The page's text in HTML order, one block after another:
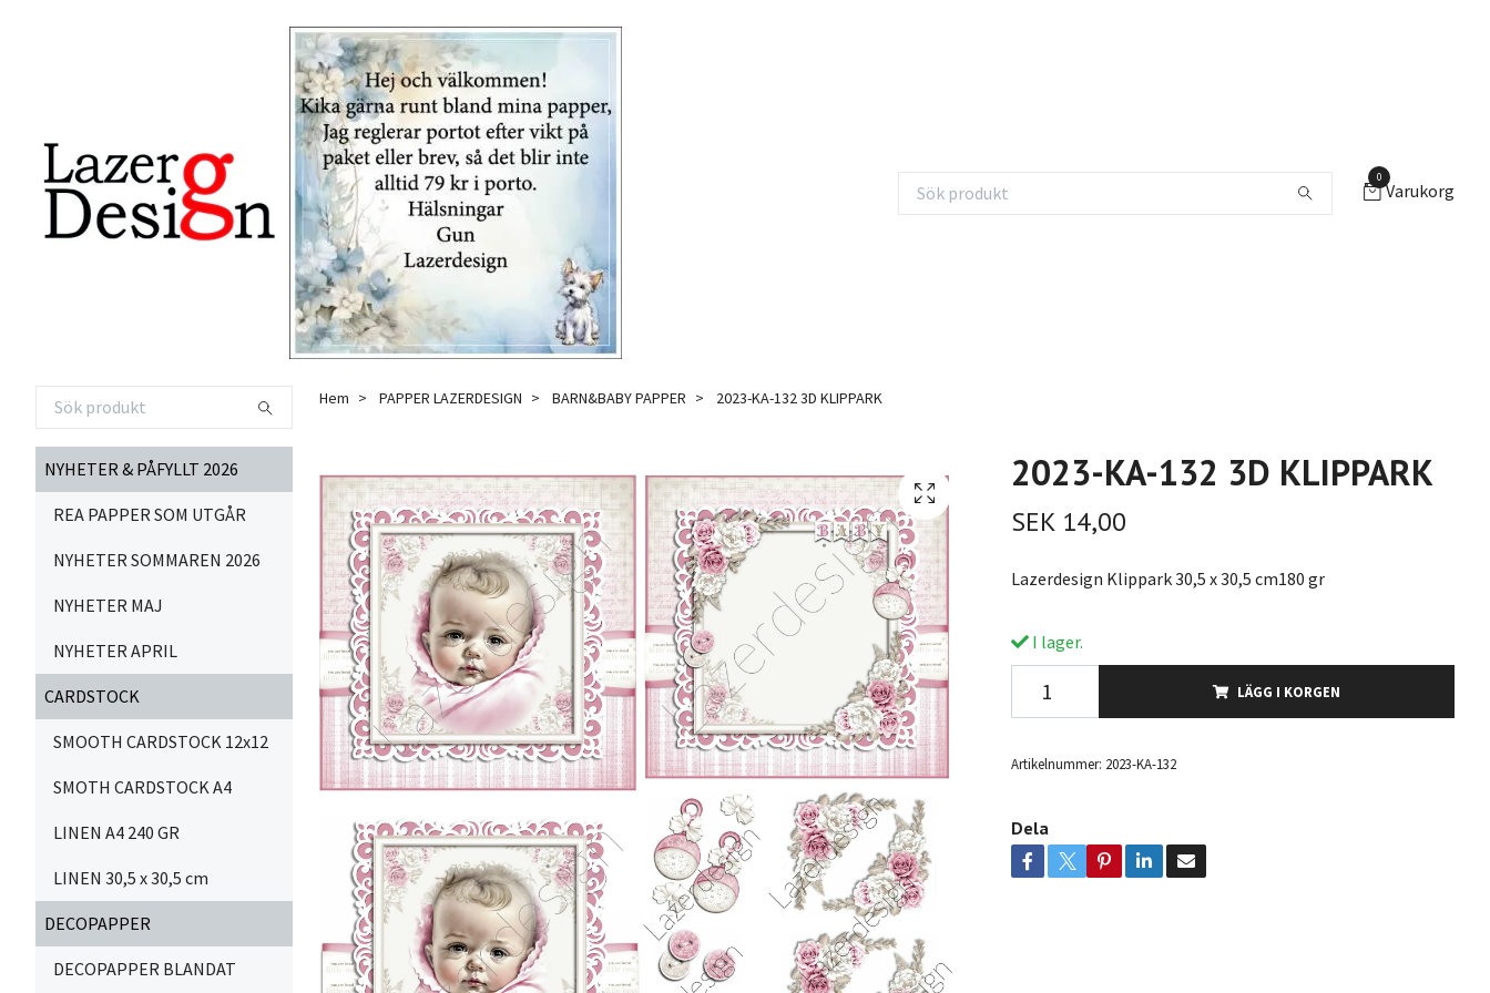
0
Varukorg
NYHETER & PÅFYLLT 2026
REA PAPPER SOM UTGÅR
NYHETER SOMMAREN 2026
NYHETER MAJ
NYHETER APRIL
CARDSTOCK
SMOOTH CARDSTOCK 12x12
SMOTH CARDSTOCK A4
LINEN A4 240 GR
LINEN 30,5 x 30,5 cm
DECOPAPPER
DECOPAPPER BLANDAT
Hem PAPPER LAZERDESIGN BARN&BABY PAPPER 2023-KA-132 3D KLIPPARK
2023-KA-132 3D KLIPPARK
SEK 14,00
Lazerdesign Klippark 30,5 x 30,5 cm180 gr
I lager.
LÄGG I KORGEN
Artikelnummer: 2023-KA-132
Dela